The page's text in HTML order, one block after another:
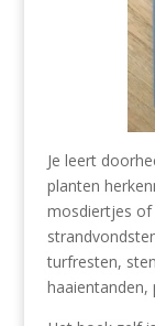
Je leert
planten
mosdiertjes of
turfresten,